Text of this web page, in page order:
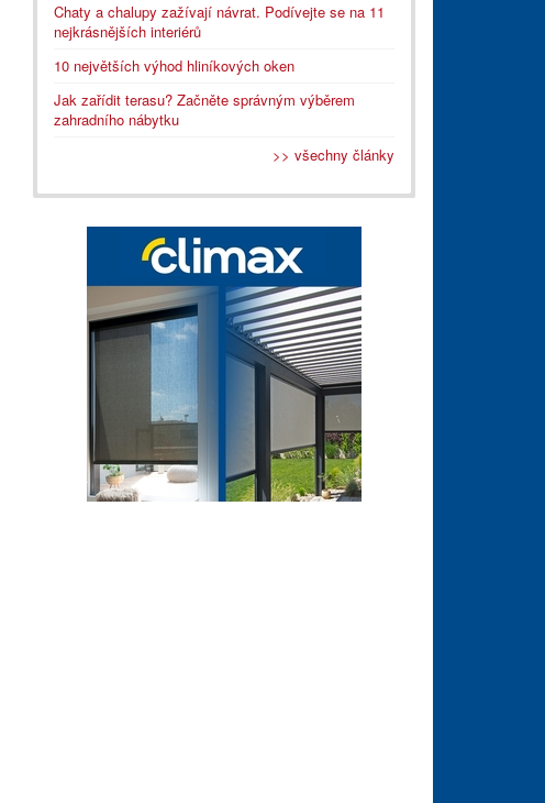
Chaty a chalupy zažívají návrat. Podívejte se na 11
nejkrásnějších interiérů
10 největších výhod hliníkových oken
Jak zařídit terasu? Začněte správným výběrem
zahradního nábytku
>> všechny články